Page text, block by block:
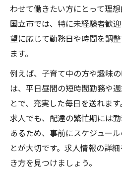
わせて働きたい方にとって理
国立市では、特に未経験者歓
望に応じて勤務日や時間を調
ます。
例えば、子育て中の方や趣味
は、平日昼間の短時間勤務や
とで、充実した毎日を送れま
求人でも、配達の繁忙期には
あるため、事前にスケジュー
とが大切です。求人情報の詳
き方を見つけましょう。